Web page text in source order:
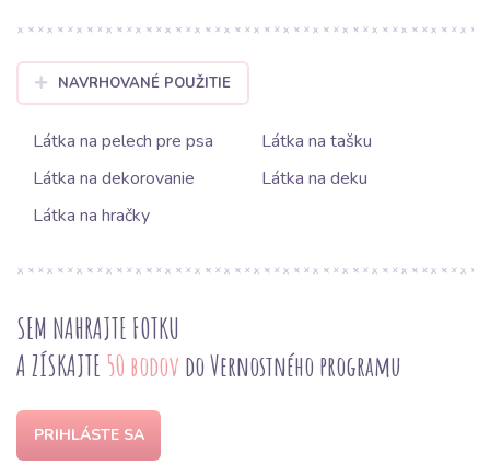
NAVRHOVANÉ POUŽITIE
Látka na pelech pre psa
Látka na tašku
Látka na dekorovanie
Látka na deku
Látka na hračky
SEM NAHRAJTE FOTKU
A ZÍSKAJTE 50 bodov do Vernostného programu
PRIHLÁSTE SA